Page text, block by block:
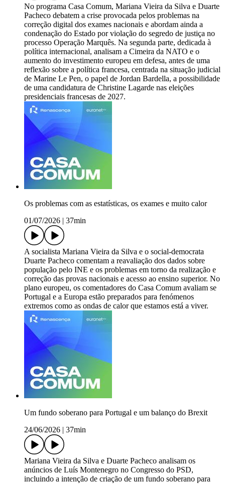
No programa Casa Comum, Mariana Vieira da Silva e Duarte
Pacheco debatem a crise provocada pelos problemas na
correção digital dos exames nacionais e abordam ainda a
condenação do Estado por violação do segredo de justiça no
processo Operação Marquês. Na segunda parte, dedicada à
política internacional, analisam a Cimeira da NATO e o
aumento do investimento europeu em defesa, antes de uma
reflexão sobre a política francesa, centrada na situação judicial
de Marine Le Pen, o papel de Jordan Bardella, a possibilidade
de uma candidatura de Christine Lagarde nas eleições
presidenciais francesas de 2027.
Os problemas com as estatísticas, os exames e muito calor
01/07/2026
37min
A socialista Mariana Vieira da Silva e o social-democrata
Duarte Pacheco comentam a reavaliação dos dados sobre
população pelo INE e os problemas em torno da realização e
correção das provas nacionais e acesso ao ensino superior. No
plano europeu, os comentadores do Casa Comum avaliam se
Portugal e a Europa estão preparados para fenómenos
extremos como as ondas de calor que estamos está a viver.
Um fundo soberano para Portugal e um balanço do Brexit
24/06/2026
37min
Mariana Vieira da Silva e Duarte Pacheco analisam os
anúncios de Luís Montenegro no Congresso do PSD,
incluindo a intenção de criação de um fundo soberano para